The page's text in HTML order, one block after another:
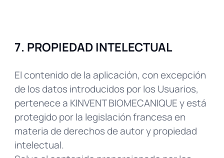
7. PROPIEDAD INTELECTUAL
El contenido de la aplicación, con excepción
de los datos introducidos por los Usuarios,
pertenece a KINVENT BIOMECANIQUE y está
protegido por la legislación francesa en
materia de derechos de autor y propiedad
intelectual.